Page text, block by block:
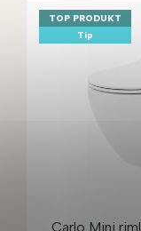
TOP PRODUKT
Tip
Carlo Mini